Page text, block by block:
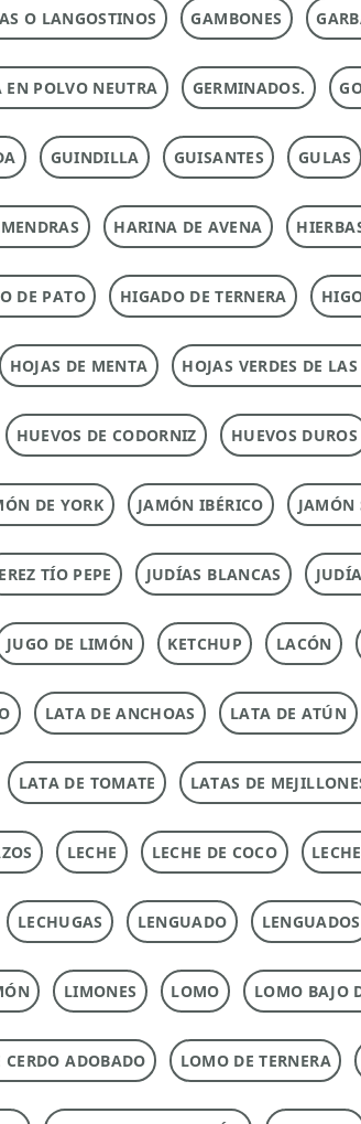
O LANGOSTINOS GAMBONES
POLVO NEUTRA GERMINADOS.
GUINDILLA GUISANTES GULAS
HARINA DE AVENA
DE PATO HIGADO DE TERNERA
HOJAS DE MENTA HOJAS VERDES DE
HUEVOS DE CODORNIZ HUEVOS DUROS
DE YORK JAMÓN IBÉRICO JAMÓN
TÍO PEPE JUDÍAS BLANCAS
JUGO DE LIMÓN KETCHUP LACÓN
LATA DE ANCHOAS LATA DE ATÚN
LATA DE TOMATE LATAS DE
LECHE LECHE DE COCO
LECHUGAS LENGUADO LENGUADOS
LIMONES LOMO LOMO BAJO
CERDO ADOBADO LOMO DE TERNERA